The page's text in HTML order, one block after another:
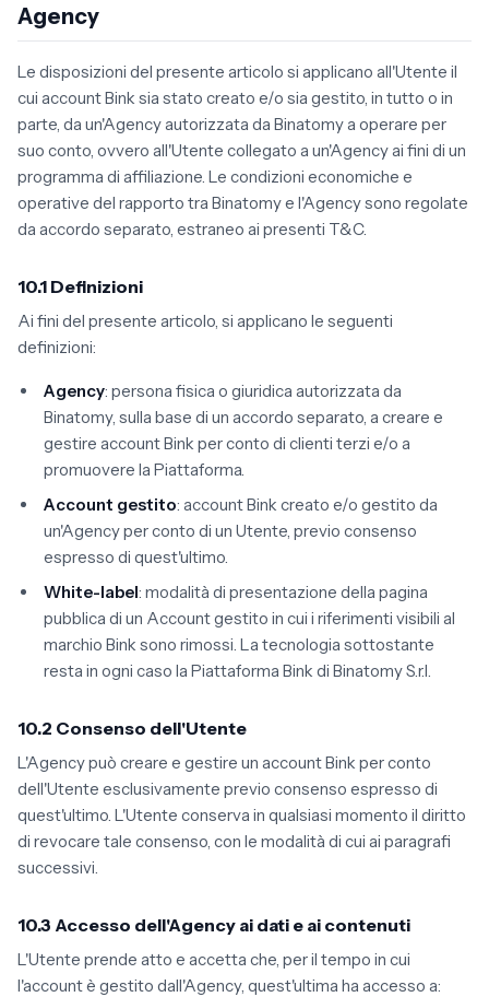
Agency
Le disposizioni del presente articolo si applicano all'Utente il
cui account Bink sia stato creato e/o sia gestito, in tutto o in
parte, da un'Agency autorizzata da Binatomy a operare per
suo conto, ovvero all'Utente collegato a un'Agency ai fini di un
programma di affiliazione. Le condizioni economiche e
operative del rapporto tra Binatomy e l'Agency sono regolate
da accordo separato, estraneo ai presenti T&C.
10.1 Definizioni
Ai fini del presente articolo, si applicano le seguenti
definizioni:
Agency: persona fisica o giuridica autorizzata da
Binatomy, sulla base di un accordo separato, a creare e
gestire account Bink per conto di clienti terzi e/o a
promuovere la Piattaforma.
Account gestito: account Bink creato e/o gestito da
un'Agency per conto di un Utente, previo consenso
espresso di quest'ultimo.
White-label: modalità di presentazione della pagina
pubblica di un Account gestito in cui i riferimenti visibili al
marchio Bink sono rimossi. La tecnologia sottostante
resta in ogni caso la Piattaforma Bink di Binatomy S.r.l.
10.2 Consenso dell'Utente
L'Agency può creare e gestire un account Bink per conto
dell'Utente esclusivamente previo consenso espresso di
quest'ultimo. L'Utente conserva in qualsiasi momento il diritto
di revocare tale consenso, con le modalità di cui ai paragrafi
successivi.
10.3 Accesso dell'Agency ai dati e ai contenuti
L'Utente prende atto e accetta che, per il tempo in cui
l'account è gestito dall'Agency, quest'ultima ha accesso a: